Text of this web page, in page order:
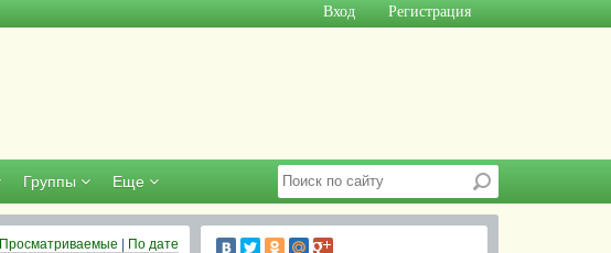
Регистрация
Вход
Группы Еще
Просматриваемые По дате